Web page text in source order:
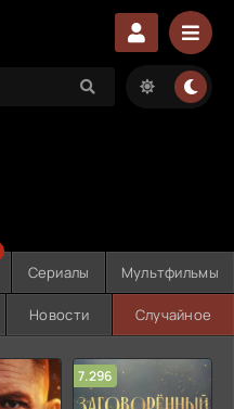
Сериалы Мультфильмы
Новости Случайное
7.296